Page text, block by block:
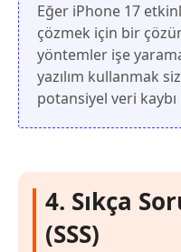
Eğer iPhone 17
çözmek için bir
yöntemler işe
yazılım kullanmak
potansiyel veri
4. Sıkça
(SSS)